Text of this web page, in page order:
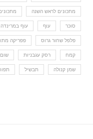
מתכונים לראש השנה
סוכר עוף עוף במרינדה
פלפל שחור גרוס פפריקה
קמח רסק עגבניות
שמן קנולה תבשיל